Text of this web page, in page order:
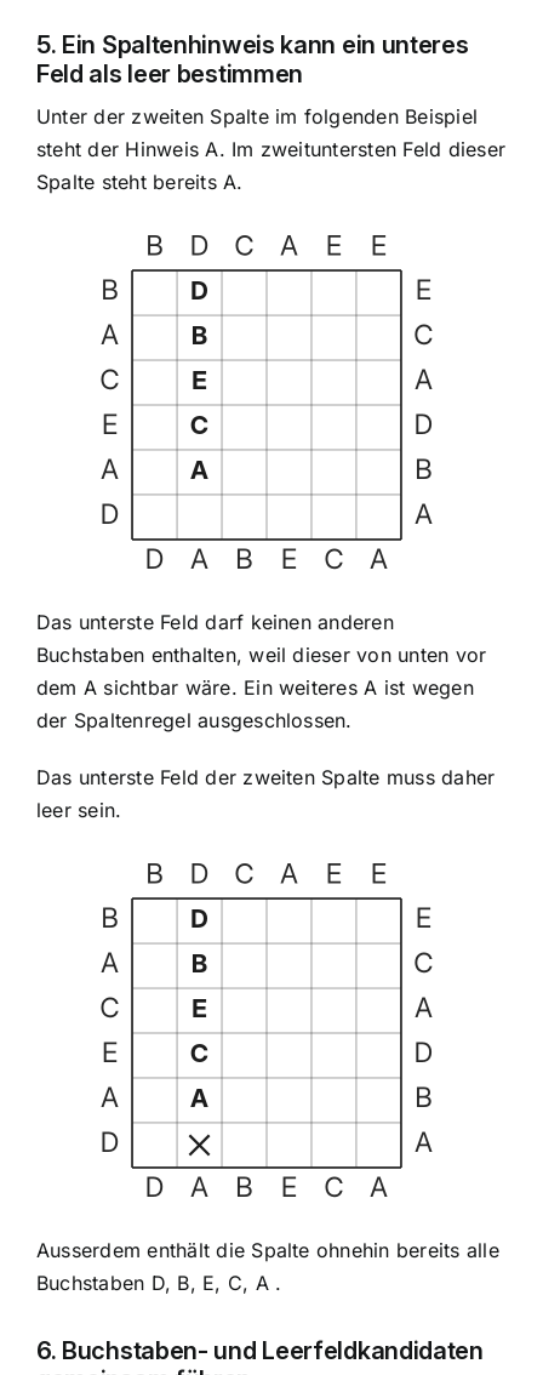
5. Ein Spaltenhinweis kann ein unteres
Feld als leer bestimmen
Unter der zweiten Spalte im folgenden Beispiel
steht der Hinweis A. Im zweituntersten Feld dieser
Spalte steht bereits A.
Das unterste Feld darf keinen anderen
Buchstaben enthalten, weil dieser von unten vor
dem A sichtbar wäre. Ein weiteres A ist wegen
der Spaltenregel ausgeschlossen.
Das unterste Feld der zweiten Spalte muss daher
leer sein.
Ausserdem enthält die Spalte ohnehin bereits alle
Buchstaben D, B, E, C, A .
6. Buchstaben- und Leerfeldkandidaten